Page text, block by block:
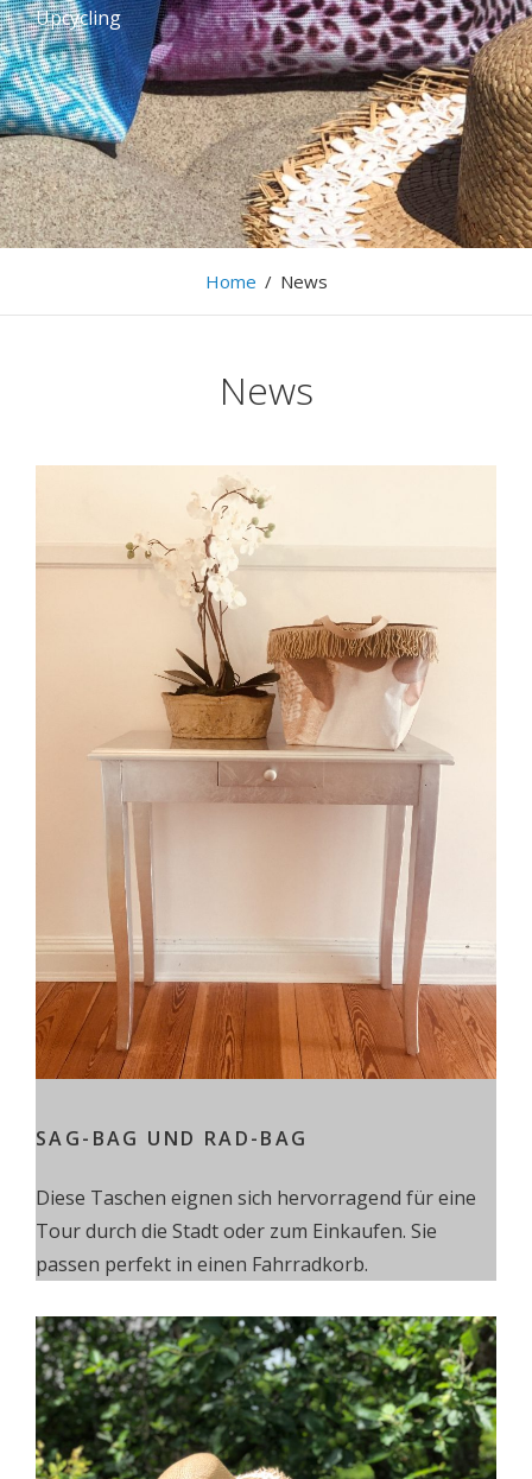
Upcycling
Home / News
News
SAG-BAG UND RAD-BAG
Diese Taschen eignen sich hervorragend für eine
Tour durch die Stadt oder zum Einkaufen. Sie
passen perfekt in einen Fahrradkorb.